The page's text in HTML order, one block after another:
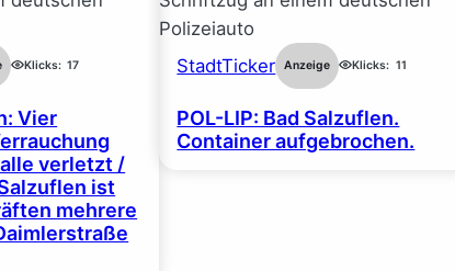
Klicks: 17
Vier
verletzt /
ist
mehrere
StadtTicker Anzeige Klicks: 11
POL-LIP: Bad Salzuflen.
Container aufgebrochen.